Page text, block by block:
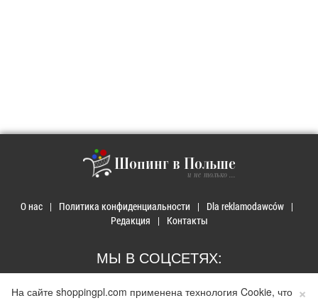
Шопинг в Польше
и не только ...
О нас Политика конфиденциальности
Dla reklamodawców
Редакция
Контакты
МЫ В СОЦСЕТЯХ:
×
На сайте shoppingpl.com применена технология Cookie, что